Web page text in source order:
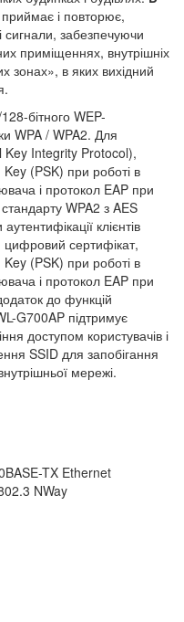
приймає і повторює,
забезпечуючи
приміщеннях, внутрішніх
зонах», в яких вихідний
бітного WEP-
WPA / WPA2. Для
Integrity Protocol),
(PSK) при роботі в
і протокол EAP при
WPA2 з AES
клієнтів
сертифікат,
(PSK) при роботі в
і протокол EAP при
до функцій
G700AP підтримує
доступом користувачів і
SSID для запобігання
мережі.
TX Ethernet
NWay